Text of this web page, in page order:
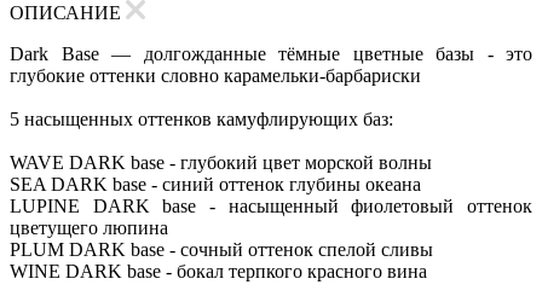
ОПИСАНИЕ
Dark Base — долгожданные тёмные цветные базы - это
глубокие оттенки словно карамельки-барбариски
5 насыщенных оттенков камуфлирующих баз:
WAVE DARK base - глубокий цвет морской волны
SEA DARK base - синий оттенок глубины океана
LUPINE DARK base - насыщенный фиолетовый оттенок
цветущего люпина
PLUM DARK base - сочный оттенок спелой сливы
WINE DARK base - бокал терпкого красного вина